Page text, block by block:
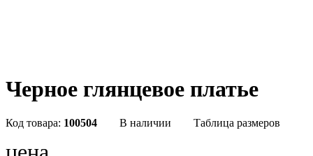
Черное глянцевое платье
100504 В наличии Таблица размеров